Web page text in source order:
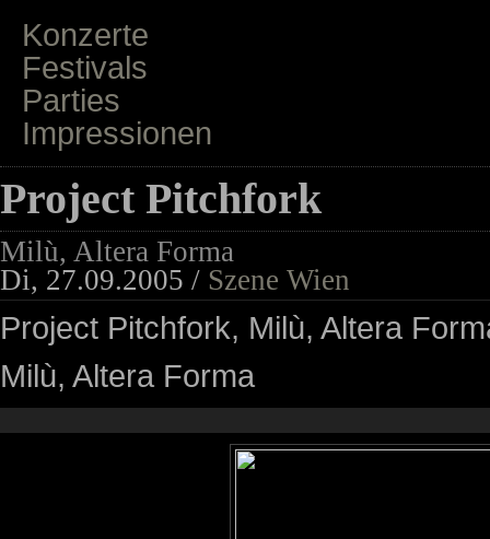
Konzerte
Festivals
Parties
Impressionen
Project Pitchfork
Milù, Altera Forma
Di, 27.09.2005 / Szene Wien
Project Pitchfork, Milù, Altera
Milù, Altera Forma